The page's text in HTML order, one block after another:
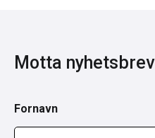
Motta nyhetsbrev
Fornavn